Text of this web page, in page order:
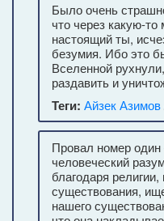
Было очень
что через какую-
настоящий ты,
безумия. Ибо это
Вселенной
раздавить и
Теги: Айзек Азимов
Провал номер
человеческий
благодаря
существования,
нашего